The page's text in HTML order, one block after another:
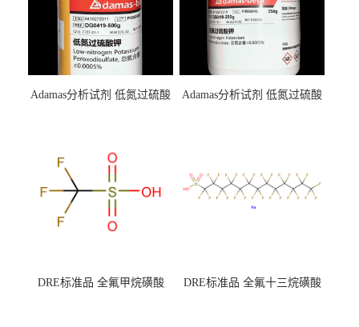
Adamas分析试剂 低氮过硫酸
（泰坦现货供应）
Adamas分析试剂 低氮过硫酸
DRE标准品 全氟甲烷磺酸
DRE标准品 全氟十三烷磺酸